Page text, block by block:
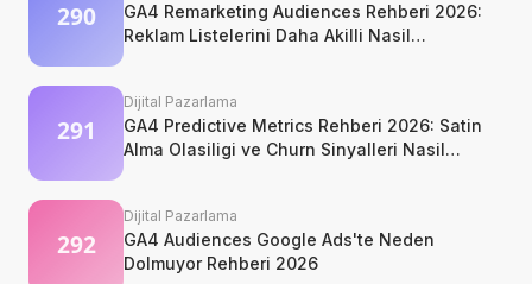
GA4 Remarketing Audiences Rehberi 2026:
Reklam Listelerini Daha Akilli Nasil
Dijital Pazarlama
GA4 Predictive Metrics Rehberi 2026: Satin
Alma Olasiligi ve Churn Sinyalleri Nasil
Dijital Pazarlama
GA4 Audiences Google Ads'te Neden
Dolmuyor Rehberi 2026